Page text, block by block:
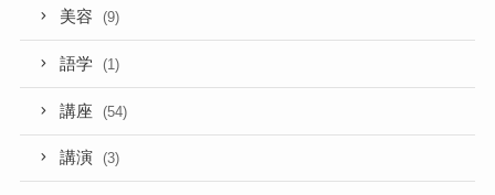
美容 (9)
語学 (1)
講座 (54)
講演 (3)